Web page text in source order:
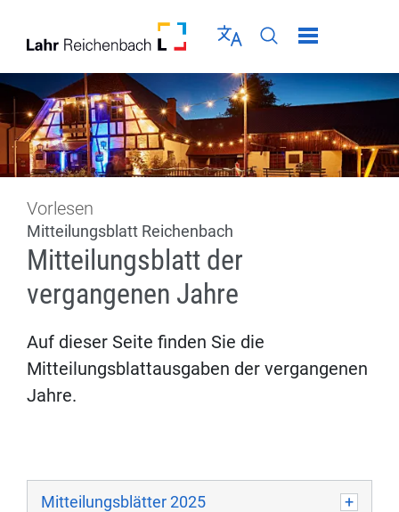
Sprache wählen
Seiten-Suche
Menü schließen
Vorlesen
Mitteilungsblatt Reichenbach
Mitteilungsblatt der
vergangenen Jahre
Auf dieser Seite finden Sie die
Mitteilungsblattausgaben der vergangenen
Jahre.
Mitteilungsblätter 2025